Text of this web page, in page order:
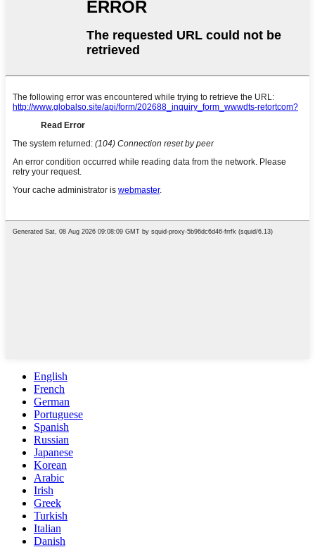
English
French
German
Portuguese
Spanish
Russian
Japanese
Korean
Arabic
Irish
Greek
Turkish
Italian
Danish